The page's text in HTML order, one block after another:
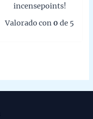
incensepoints!
Valorado con0 de 5